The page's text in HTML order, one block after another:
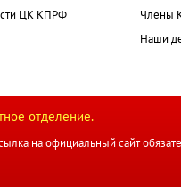
ЦК КПРФ Члены
Наши
отделение.
на официальный сайт